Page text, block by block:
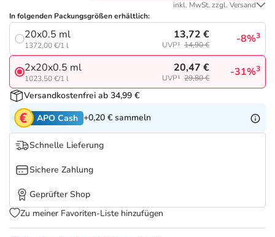
Tierapotheke
Vitamine & Mineralstoffe
Marken
Salus Deals
inkl. MwSt. zzgl. Versand
In folgenden Packungsgrößen erhältlich:
20x0.5 ml
1372,00 €/1 l
13,72 €
UVP¹ 14,90 € -8%3
2x20x0.5 ml
1023,50 €/1 l
20,47 €
UVP¹ 29,80 € -31%3
Versandkostenfrei ab 34,99 €
APO Cash +0,20 € sammeln
Schnelle Lieferung
Sichere Zahlung
Geprüfter Shop
Zu meiner Favoriten-Liste hinzufügen